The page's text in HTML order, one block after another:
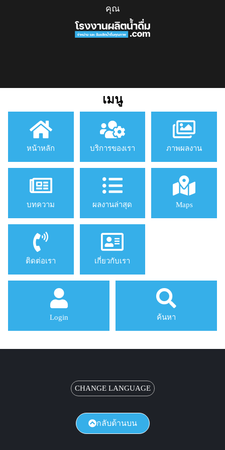
คุณ
เมนู
หน้าหลัก บริการของเรา ภาพผลงาน
บทความ ผลงานล่าสุด Maps
ติดต่อเรา เกี่ยวกับเรา
Login ค้นหา
CHANGE LANGUAGE
กลับด้านบน